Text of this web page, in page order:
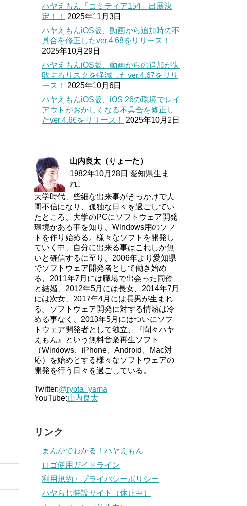
ハヤえもん「コミティア154」出展決
定！！
2025年11月3日
ハヤえもんiOS版、動画から追加時の不
具合を修正したver.4.68をリリース！
2025年10月29日
ハヤえもんiOS版、動画からの追加が失
敗するリスクを軽減したver.4.67をリリ
ース！
2025年10月6日
ハヤえもんiOS版、iOS 26の環境でレイ
アウトがおかしくなる不具合を修正し
たver.4.66をリリース！
2025年10月2日
山内良太（りょーた）
1982年10月28日 愛知県生ま
れ。
大学時代、些細な出来事がきっかけで人
間不信になり、孤独な日々を過ごしてい
たところ、大学のPCにソフトウェア開発
環境がある事を知り、Windows用のソフ
トを作り始める。様々なソフトを開発し
ていく中、自分に出来る事はこれしか無
いと確信するに至り、2006年より愛知県
でソフトウェア開発者として働き始め
る。2011年7月には職場で出会った同僚
と結婚、2012年5月には長女、2014年7月
には次女、2017年4月には長男が生まれ
る。ソフトウェア開発に対する情熱は冷
める事なく、2018年5月にはついにソフ
トウェア開発者として独立、『聞々ハヤ
えもん』という無料音楽再生ソフト
（Windows、iPhone、Android、Mac対
応）を始めとする様々なソフトウェアの
開発を行う日々を過ごしている。
Twitter:@ryota_yama
YouTube:山内良太
リンク
まんがでわかる！ハヤえもん
ロゴ使用ガイドライン
利用規約・プライバシーポリシー
ハヤらじ特設サイト（休止中）